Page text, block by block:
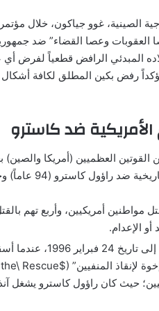
الصينية، غوو جياكون، خلال
العقوبات وعصا القضاء” ضد
المبدئي الرافض قطعياً لفرض أي
رفض بكين المطلق لكافة
الأمريكية ضد كاسترو
القوتين العظميين (أمريكا
وخمسة مسؤولين عسكريين آخرين، وتتضمن اللائحة:
مواطنين أمريكيين، وأربع تهم
الإعدام.
حيث كان راؤول كاسترو يشغل